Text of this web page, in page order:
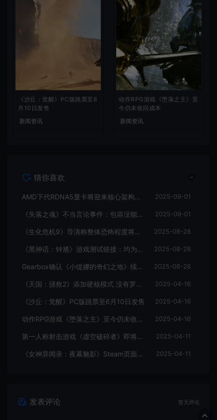
《沙丘：觉醒》PC版跳票至6
月10日发售
新闻资讯
动作RPG游戏《堕落之主》至
今仍未收回成本
新闻资讯
猜你喜欢
AMD下代RDNA5显卡将迎来核心架构大幅升级 2025-09-01
《失落之魂》不当言论事件：包容没能消解过激言论 2025-09-01
《生化危机9》导演称整体恐怖程度将进一步提升 2025-08-28
《黑神话：钟馗》游戏测试链接：均为骗子 2025-08-28
Gearbox确认《小缇娜的奇幻之地》续作正在开发中 2025-08-28
《天国：拯救2》添加硬核模式 没有罗盘和快速旅行 2025-04-16
《沙丘：觉醒》PC版跳票至6月10日发售 2025-04-16
动作RPG游戏《堕落之主》至今仍未收回成本 2025-04-16
第一人称射击游戏《虚空破碎者》即将多平台上线 2025-04-11
《女神异闻录：夜幕魅影》Steam页面上线 2025-04-11
发表评论 暂无评论